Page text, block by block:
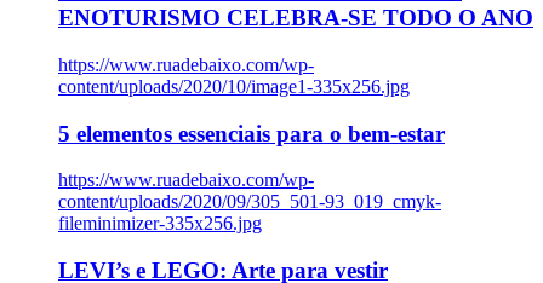
ENOTURISMO CELEBRA-SE TODO O ANO
https://www.ruadebaixo.com/wp-
content/uploads/2020/10/image1-335x256.jpg
5 elementos essenciais para o bem-estar
https://www.ruadebaixo.com/wp-
content/uploads/2020/09/305_501-93_019_cmyk-
fileminimizer-335x256.jpg
LEVI’s e LEGO: Arte para vestir